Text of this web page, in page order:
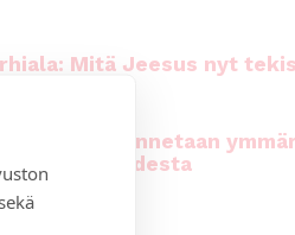
Mitä Jeesus nyt
rakennetaan
moninaisuudesta